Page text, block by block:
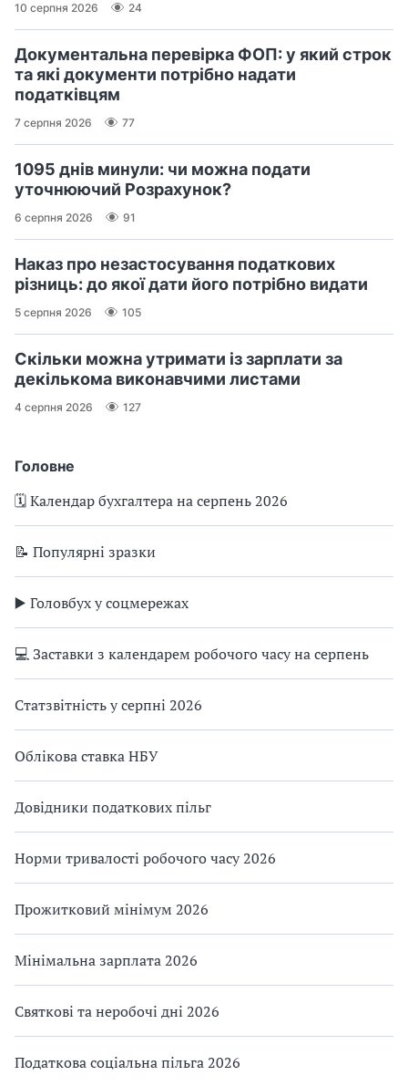
Головне
🗓️ Календар бухгалтера на серпень 2026
📝 Популярні зразки
▶️ Головбух у соцмережах
💻 Заставки з календарем робочого часу на серпень
Статзвітність у серпні 2026
Облікова ставка НБУ
Довідники податкових пільг
Норми тривалості робочого часу 2026
Прожитковий мінімум 2026
Мінімальна зарплата 2026
Святкові та неробочі дні 2026
Податкова соціальна пільга 2026
10 серпня 2026 24
Документальна перевірка ФОП: у який строк
та які документи потрібно надати
податківцям
7 серпня 2026 77
1095 днів минули: чи можна подати
уточнюючий Розрахунок?
6 серпня 2026 91
Наказ про незастосування податкових
різниць: до якої дати його потрібно видати
5 серпня 2026 105
Скільки можна утримати із зарплати за
декількома виконавчими листами
4 серпня 2026 127